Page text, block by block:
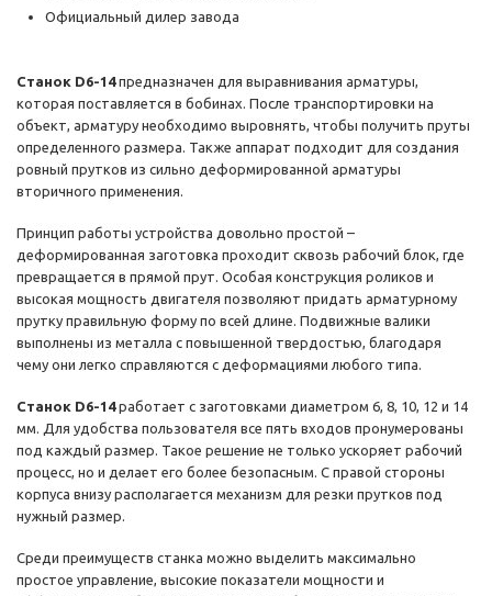
Официальный дилер завода
Станок D6-14предназначен для выравнивания арматуры,
которая поставляется в бобинах. После транспортировки на
объект, арматуру необходимо выровнять, чтобы получить пруты
определенного размера. Также аппарат подходит для создания
ровный прутков из сильно деформированной арматуры
вторичного применения.
Принцип работы устройства довольно простой –
деформированная заготовка проходит сквозь рабочий блок, где
превращается в прямой прут. Особая конструкция роликов и
высокая мощность двигателя позволяют придать арматурному
прутку правильную форму по всей длине. Подвижные валики
выполнены из металла с повышенной твердостью, благодаря
чему они легко справляются с деформациями любого типа.
Станок D6-14работает с заготовками диаметром 6, 8, 10, 12 и 14
мм. Для удобства пользователя все пять входов пронумерованы
под каждый размер. Такое решение не только ускоряет рабочий
процесс, но и делает его более безопасным. С правой стороны
корпуса внизу располагается механизм для резки прутков под
нужный размер.
Среди преимуществ станка можно выделить максимально
простое управление, высокие показатели мощности и